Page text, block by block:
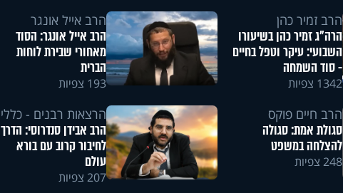
הרב זמיר כהן
הרה"ג זמיר כהן בשיעורו
השבועי: עיקר וטפל בחיים
- סוד השמחה
1342 צפיות
הרב אייל אונגר
הרב אייל אונגר: הסוד
מאחורי שבירת לוחות
הברית
193 צפיות
הרב חיים פוקס
סגולת אמת: סגולה
להצלחה במשפט
248 צפיות
הרצאות רבנים - כללי
הרב אבידן סנדרוסי: הדרך
לחיבור קרוב עם בורא
עולם
207 צפיות